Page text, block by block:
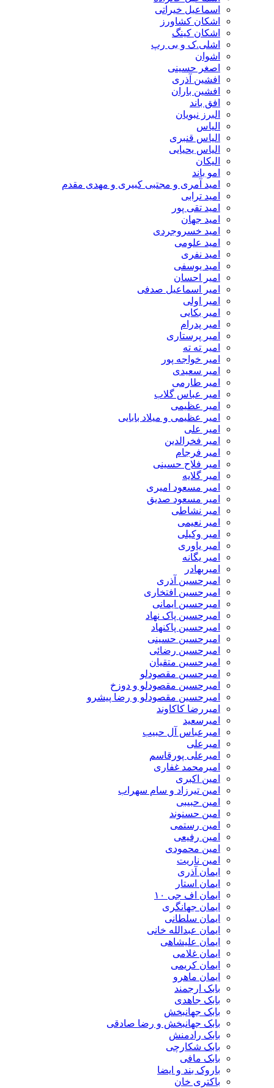
اسماعیل خیراتی
اشکان کشاورز
اشکان کینگ
اشلی.ک و بی رپ
اصغر حسینی
افشین آذری
افشین باران
افق باند
البرز نبویان
الیاس قنبرى
الیاس یحیایی
امو باند
امید آمری و مجتبی کبیری و مهدى مقدم
امید ترابی
امید تقی پور
امید جهان
امید خسروجردی
امید علومی
امید نفری
امید یوسفی
امیر احسان
امیر اسماعیل صدفی
امیر اولی
امیر بکایی
امیر پدرام
امیر پرستاری
امیر ته ته
امیر خواجه پور
امیر سعیدی
امیر طارمی
امیر عباس گلاب
امیر عظیمی
امیر عظیمی و میلاد بابایی
امیر علی
امیر فخرالدین
امیر فرجام
امیر فلاح حسینی
امیر گلایه
امیر مسعود امیری
امیر مسعود صدیق
امیر نشاطی
امیر نعیمی
امیر وکیلی
امیر یاوری
امیر یگانه
امیربهادر
امیرحسین آذری
امیرحسین افتخاری
امیرحسین ایمانی
امیرحسین پاک نهاد
امیرحسین پاکنهاد
امیرحسین حسینی
امیرحسین رضائی
امیرحسین متقیان
امیرحسین مقصودلو
امیرحسین مقصودلو و دوزخ
امیرحسین مقصودلو و رضا پیشرو
امیررضا کاکاوند
امیرسعید
امیرعباس آل حبیب
امیرعلی
امیرعلی پورقاسم
امیرمحمد غفاری
امین اکبری
امین تیرزاد و سام سهراب
امین حبیبی
امین حسنوند
امین رستمی
امین رفیعی
امین محمودی
امین ناریت
ایمان آذری
ایمان استار
ایمان اف جی ۱۰
ایمان جهانگری
ایمان سلطانی
ایمان عبدالله خانی
ایمان علیشاهی
ایمان غلامی
ایمان کریمی
ایمان ماهرو
بابک ارجمند
بابک جاهدی
بابک جهانبخش
بابک جهانبخش و رضا صادقی
بابک رادمنش
بابک شکارچی
بابک مافی
باروک بند و ایضا
باکتری خان